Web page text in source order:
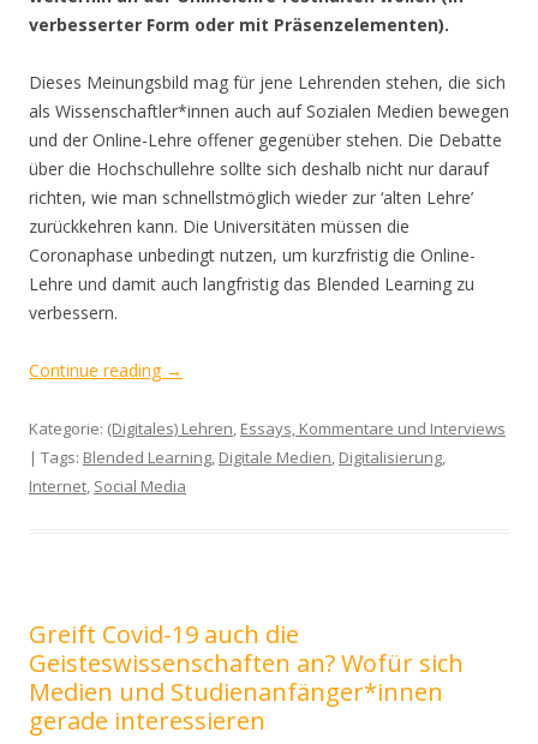
verbesserter Form oder mit Präsenzelementen).
Dieses Meinungsbild mag für jene Lehrenden stehen, die sich
als Wissenschaftler*innen auch auf Sozialen Medien bewegen
und der Online-Lehre offener gegenüber stehen. Die Debatte
über die Hochschullehre sollte sich deshalb nicht nur darauf
richten, wie man schnellstmöglich wieder zur ‘alten Lehre’
zurückkehren kann. Die Universitäten müssen die
Coronaphase unbedingt nutzen, um kurzfristig die Online-
Lehre und damit auch langfristig das Blended Learning zu
verbessern.
Continue reading →
Kategorie: (Digitales) Lehren, Essays, Kommentare und Interviews
| Tags: Blended Learning, Digitale Medien, Digitalisierung,
Internet, Social Media
Greift Covid-19 auch die
Geisteswissenschaften an? Wofür sich
Medien und Studienanfänger*innen
gerade interessieren